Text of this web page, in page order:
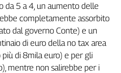
da 5 a 4, un aumento delle
completamente assorbito
dal governo Conte) e un
di euro della no tax area
di 8mila euro) e per gli
mentre non salirebbe per i